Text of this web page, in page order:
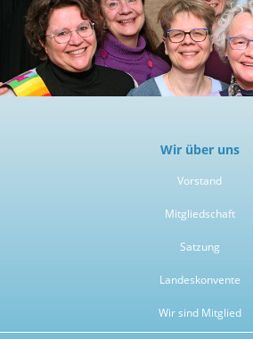
Wir über uns
Vorstand
Mitgliedschaft
Satzung
Landeskonvente
Wir sind Mitglied